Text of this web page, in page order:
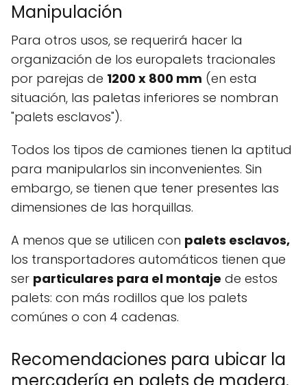
Manipulación
Para otros usos, se requerirá hacer la
organización de los europalets tracionales
por parejas de 1200 x 800 mm (en esta
situación, las paletas inferiores se nombran
"palets esclavos").
Todos los tipos de camiones tienen la aptitud
para manipularlos sin inconvenientes. Sin
embargo, se tienen que tener presentes las
dimensiones de las horquillas.
A menos que se utilicen con palets esclavos,
los transportadores automáticos tienen que
ser particulares para el montaje de estos
palets: con más rodillos que los palets
comúnes o con 4 cadenas.
Recomendaciones para ubicar la